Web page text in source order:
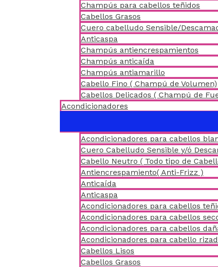
Champús para cabellos teñidos
Cabellos Grasos
Cuero cabelludo Sensible/
Anticaspa
Champús antiencrespamientos
Champús anticaída
Champús antiamarillo
Cabello Fino ( Champú de Volumen)
Cabellos Delicados ( Champú de
Acondicionadores
Acondicionadores para cabellos
Cuero Cabelludo Sensible y/ó
Cabello Neutro ( Todo tipo de
Antiencrespamiento( Anti-Frizz )
Anticaída
Anticaspa
Acondicionadores para cabellos
Acondicionadores para cabellos
Acondicionadores para cabellos
Acondicionadores para cabello
Cabellos Lisos
Cabellos Grasos